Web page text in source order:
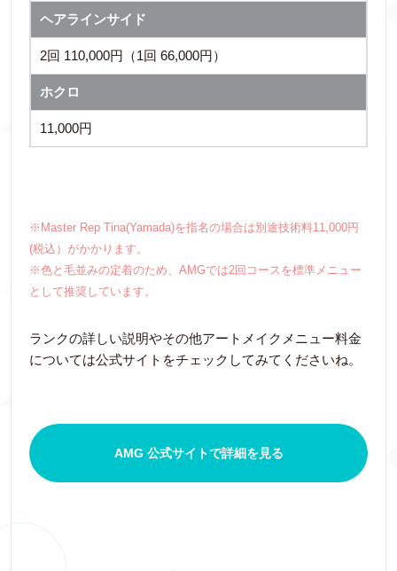
ヘアラインサイド
2回 110,000円（1回 66,000円）
ホクロ
11,000円
※Master Rep Tina(Yamada)を指名の場合は別途技術料11,000円
(税込）がかかります。
※色と毛並みの定着のため、AMGでは2回コースを標準メニュー
として推奨しています。
ランクの詳しい説明やその他アートメイクメニュー料金
については公式サイトをチェックしてみてくださいね。
AMG 公式サイトで詳細を見る